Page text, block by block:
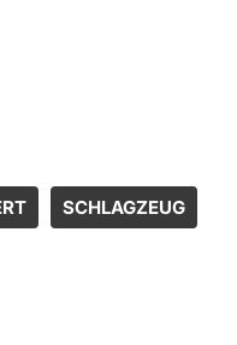
SCHLAGZEUG